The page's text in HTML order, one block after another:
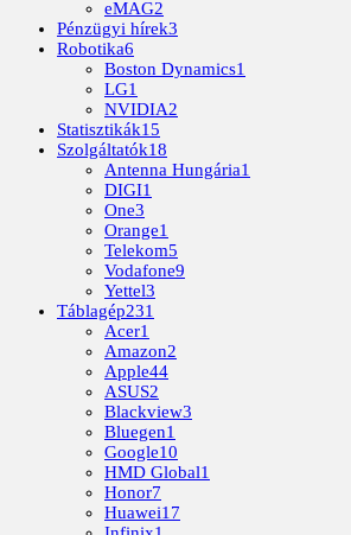
eMAG2
Pénzügyi hírek3
Robotika6
Boston Dynamics1
LG1
NVIDIA2
Statisztikák15
Szolgáltatók18
Antenna Hungária1
DIGI1
One3
Orange1
Telekom5
Vodafone9
Yettel3
Táblagép231
Acer1
Amazon2
Apple44
ASUS2
Blackview3
Bluegen1
Google10
HMD Global1
Honor7
Huawei17